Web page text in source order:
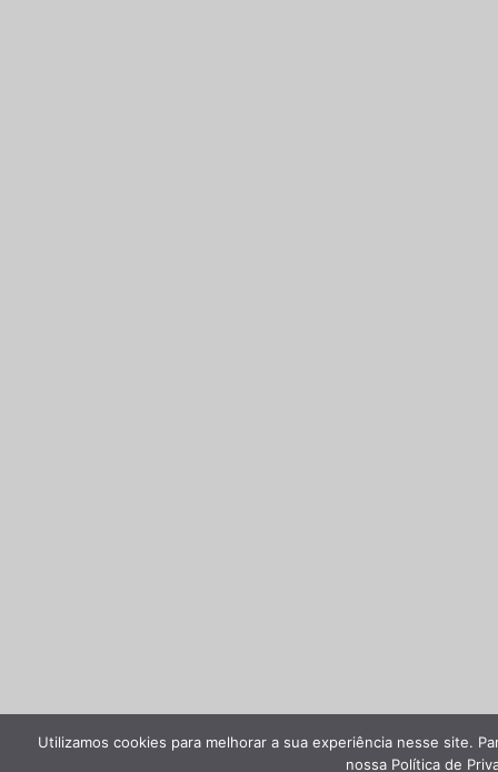
Utilizamos cookies para melhorar a sua experiência nesse site.
nossa Política de